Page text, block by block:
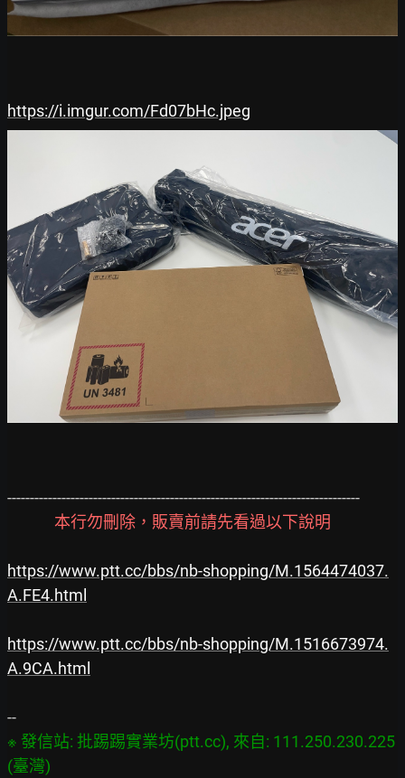
https://i.imgur.com/Fd07bHc.jpeg
------------------------------------------------------------------------------
本行勿刪除，販賣前請先看過以下說明
https://www.ptt.cc/bbs/nb-shopping/M.1564474037.
A.FE4.html
https://www.ptt.cc/bbs/nb-shopping/M.1516673974.
A.9CA.html
※ 發信站: 批踢踢實業坊(ptt.cc), 來自: 111.250.230.225
(臺灣)